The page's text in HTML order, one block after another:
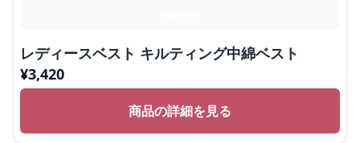
レディースベスト キルティング中綿ベスト
¥3,420
商品の詳細を見る